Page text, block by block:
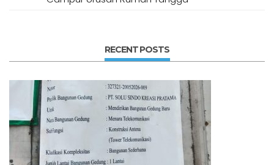
RECENT POSTS